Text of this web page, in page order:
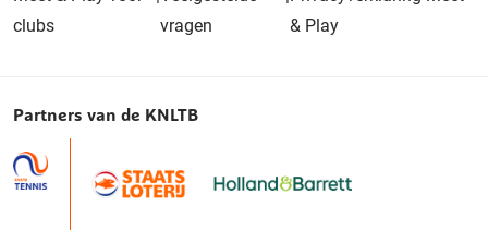
clubs
vragen
& Play
Partners van de KNLTB